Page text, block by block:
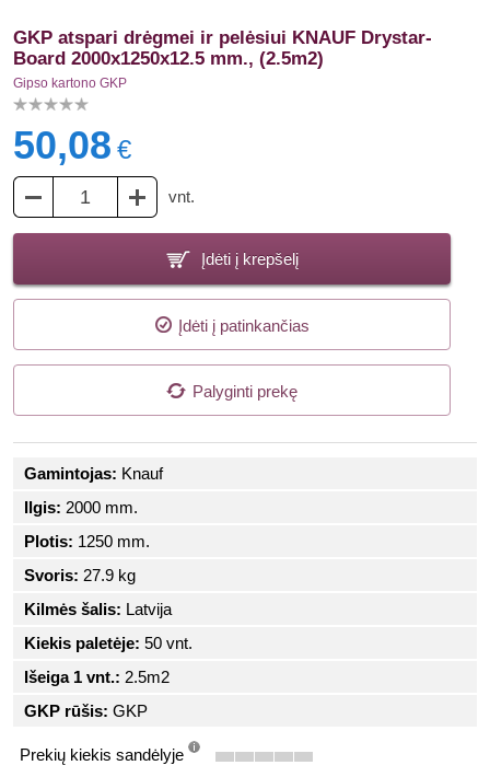
GKP atspari drėgmei ir pelėsiui KNAUF Drystar-
Board 2000x1250x12.5 mm., (2.5m2)
Gipso kartono GKP
50,08 €
vnt.
Įdėti į krepšelį
Įdėti į patinkančias
Palyginti prekę
Gamintojas: Knauf
Ilgis: 2000 mm.
Plotis: 1250 mm.
Svoris: 27.9 kg
Kilmės šalis: Latvija
Kiekis paletėje: 50 vnt.
Išeiga 1 vnt.: 2.5m2
GKP rūšis: GKP
Prekių kiekis sandėlyje